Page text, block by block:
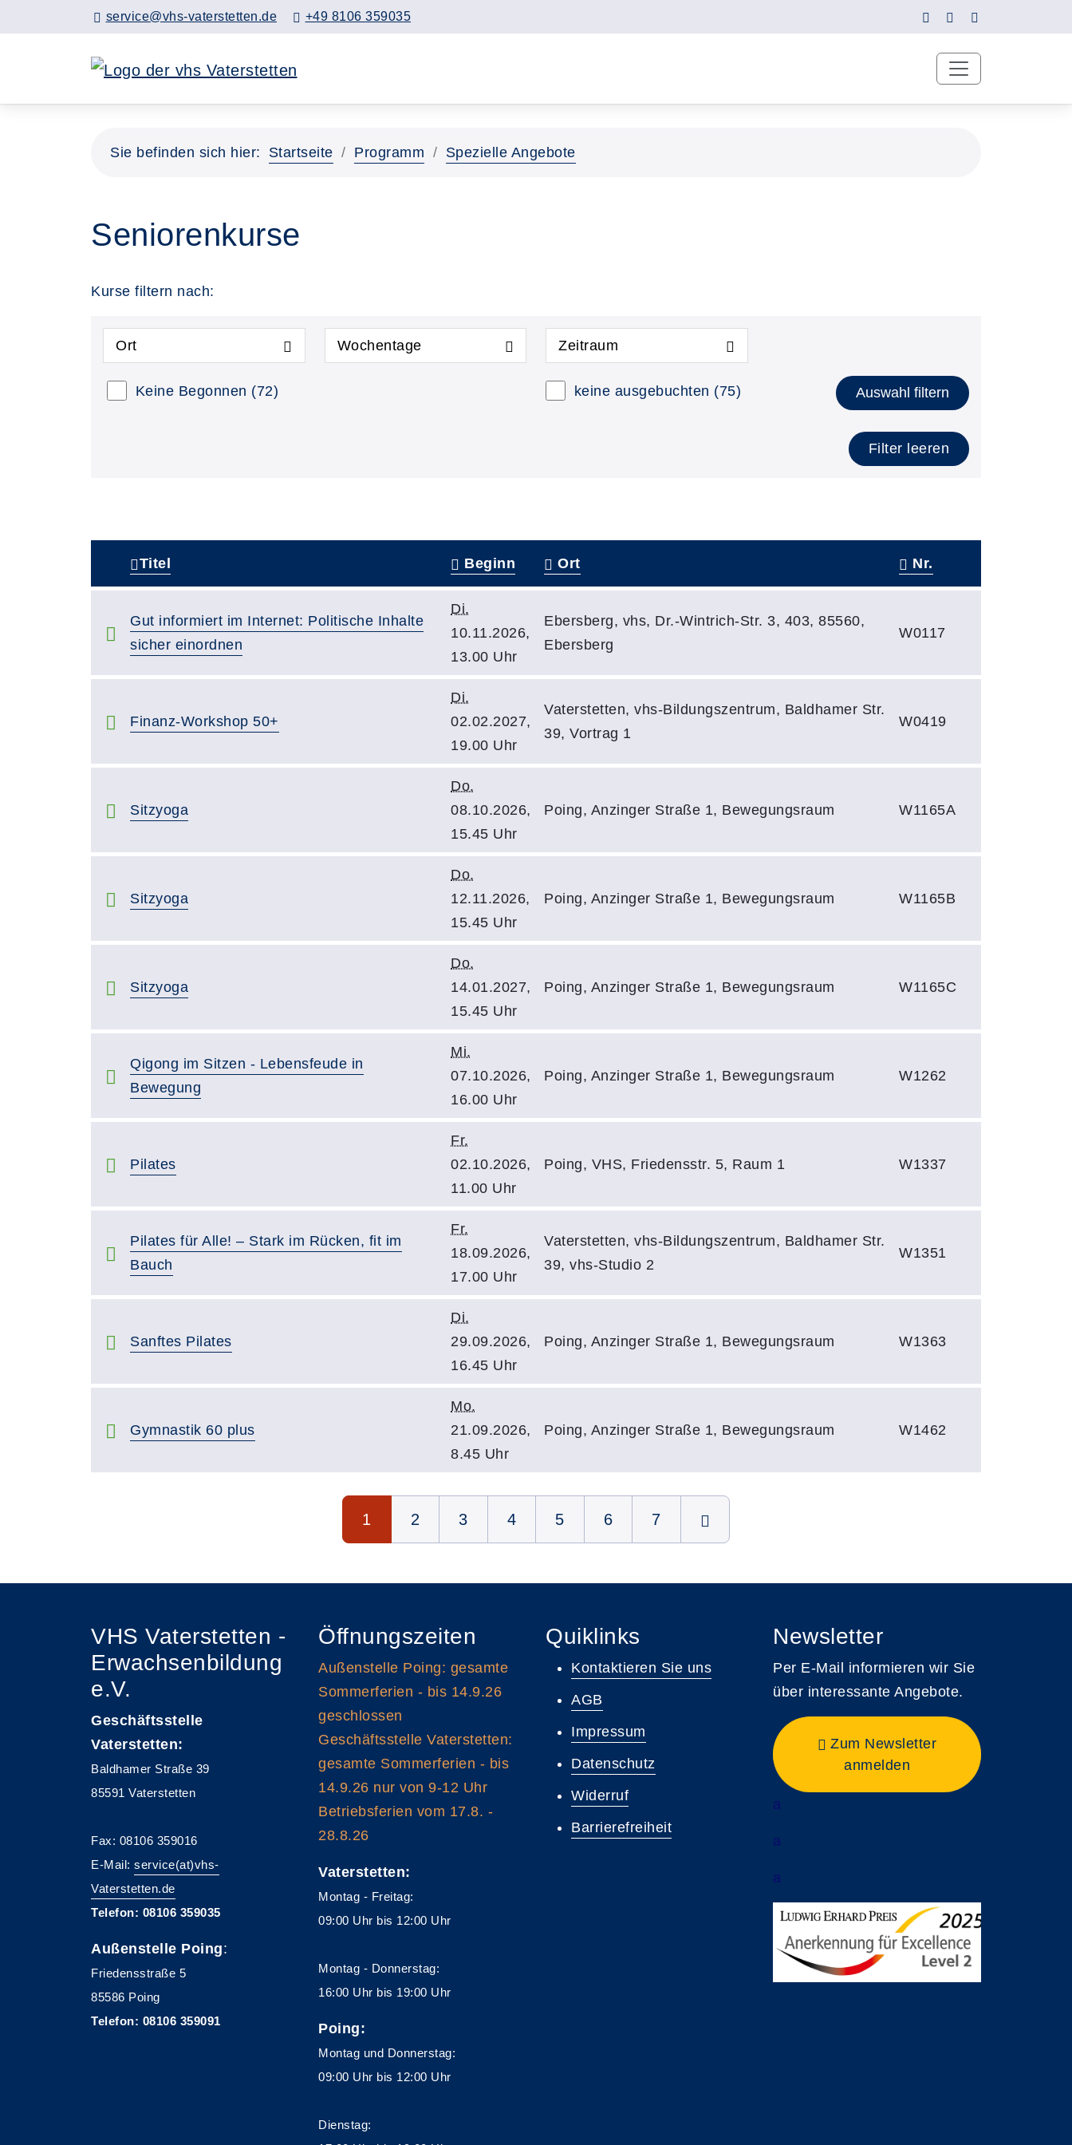
service@vhs-vaterstetten.de +49 8106 359035
Sie befinden sich hier: Startseite Programm Spezielle Angebote
Seniorenkurse
Kurse filtern nach:
Ort Wochentage Zeitraum
Keine Begonnen (72) keine ausgebuchten (75) Auswahl filtern
Filter leeren
Titel Beginn Ort Nr.
Gut informiert im Internet: Politische Inhalte
sicher einordnen
Di.
10.11.2026,
13.00 Uhr
Ebersberg, vhs, Dr.-Wintrich-Str. 3, 403, 85560,
Ebersberg
W0117
Finanz-Workshop 50+
Di.
02.02.2027,
19.00 Uhr
Vaterstetten, vhs-Bildungszentrum, Baldhamer Str.
39, Vortrag 1
W0419
Sitzyoga
Do.
08.10.2026,
15.45 Uhr
Poing, Anzinger Straße 1, Bewegungsraum W1165A
Sitzyoga
Do.
12.11.2026,
15.45 Uhr
Poing, Anzinger Straße 1, Bewegungsraum W1165B
Sitzyoga
Do.
14.01.2027,
15.45 Uhr
Poing, Anzinger Straße 1, Bewegungsraum W1165C
Qigong im Sitzen - Lebensfeude in
Bewegung
Mi.
07.10.2026,
16.00 Uhr
Poing, Anzinger Straße 1, Bewegungsraum W1262
Pilates
Fr.
02.10.2026,
11.00 Uhr
Poing, VHS, Friedensstr. 5, Raum 1 W1337
Pilates für Alle! – Stark im Rücken, fit im
Bauch
Fr.
18.09.2026,
17.00 Uhr
Vaterstetten, vhs-Bildungszentrum, Baldhamer Str.
39, vhs-Studio 2
W1351
Sanftes Pilates
Di.
29.09.2026,
16.45 Uhr
Poing, Anzinger Straße 1, Bewegungsraum W1363
Gymnastik 60 plus
Mo.
21.09.2026,
8.45 Uhr
Poing, Anzinger Straße 1, Bewegungsraum W1462
1 2 3 4 5 6 7
VHS Vaterstetten -
Erwachsenbildung
e.V.
Geschäftsstelle
Vaterstetten:
Baldhamer Straße 39
85591 Vaterstetten
Fax: 08106 359016
E-Mail: service(at)vhs-
Vaterstetten.de
Telefon: 08106 359035
Außenstelle Poing:
Friedensstraße 5
85586 Poing
Telefon: 08106 359091
Öffnungszeiten
Außenstelle Poing: gesamte
Sommerferien - bis 14.9.26
geschlossen
Geschäftsstelle Vaterstetten:
gesamte Sommerferien - bis
14.9.26 nur von 9-12 Uhr
Betriebsferien vom 17.8. -
28.8.26
Vaterstetten:
Montag - Freitag:
09:00 Uhr bis 12:00 Uhr
Montag - Donnerstag:
16:00 Uhr bis 19:00 Uhr
Poing:
Montag und Donnerstag:
09:00 Uhr bis 12:00 Uhr
Dienstag:
Quiklinks
Kontaktieren Sie uns
AGB
Impressum
Datenschutz
Widerruf
Barrierefreiheit
Newsletter
Per E-Mail informieren wir Sie
über interessante Angebote.
Zum Newsletter
anmelden
a
a
a